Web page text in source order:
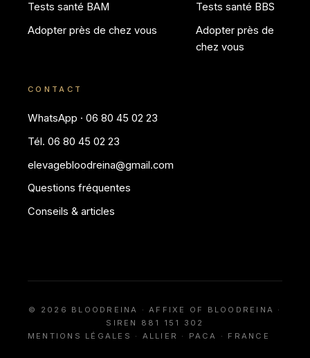
Tests santé BAM
Adopter près de chez vous
Tests santé BBS
Adopter près de
chez vous
CONTACT
WhatsApp · 06 80 45 02 23
Tél. 06 80 45 02 23
elevagebloodreina@gmail.com
Questions fréquentes
Conseils & articles
© 2026 BLOODREINA · AFFIXE OF BLOODREINA ·
SIREN 881 151 302
MENTIONS LÉGALES
· ALLIER · PACA · FRANCE